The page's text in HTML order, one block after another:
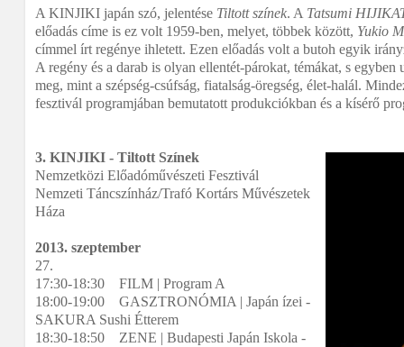
A KINJIKI japán szó, jelentése Tiltott színek. A Tatsumi
előadás címe is ez volt 1959-ben, melyet, többek között, Yukio
címmel írt regénye ihletett. Ezen előadás volt a butoh egyik
A regény és a darab is olyan ellentét-párokat, témákat, s
meg, mint a szépség-csúfság, fiatalság-öregség, élet-halál.
fesztivál programjában bemutatott produkciókban és a kísérő
3. KINJIKI - Tiltott Színek
Nemzetközi Előadóművészeti Fesztivál
Nemzeti Táncszínház/Trafó Kortárs Művészetek
Háza
2013. szeptember
27.
17:30-18:30 FILM | Program A
18:00-19:00 GASZTRONÓMIA | Japán ízei -
SAKURA Sushi Étterem
18:30-18:50 ZENE | Budapesti Japán Iskola -